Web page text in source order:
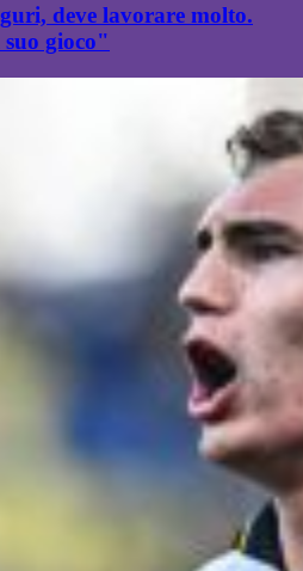
deve lavorare molto.
gioco"